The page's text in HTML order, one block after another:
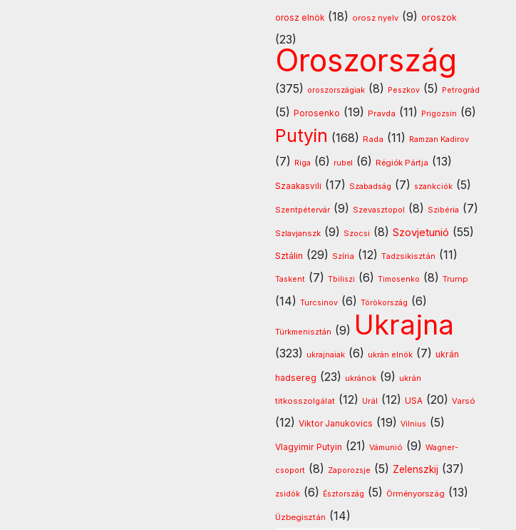
orosz elnök(18) orosz nyelv(9) oroszok
(23)
Oroszország
(375) oroszországiak(8) Peszkov(5) Petrográd
(5) Porosenko (19) Pravda (11) Prigozsin (6)
Putyin (168) Rada (11) Ramzan Kadirov
(7) Riga (6) rubel (6) Régiók Pártja (13)
Szaakasvili (17) Szabadság (7) szankciók(5)
Szentpétervár(9) Szevasztopol (8) Szibéria (7)
Szlavjanszk(9) Szocsi (8) Szovjetunió (55)
Sztálin (29) Szíria (12) Tadzsikisztán (11)
Taskent(7) Tbiliszi (6) Timosenko (8) Trump
(14) Turcsinov(6) Törökország (6)
Türkmenisztán (9) Ukrajna
(323) ukrajnaiak(6) ukrán elnök(7) ukrán
hadsereg (23) ukránok(9) ukrán
titkosszolgálat(12) Urál (12) USA(20) Varsó
(12) Viktor Janukovics (19) Vilnius (5)
Vlagyimir Putyin (21) Vámunió (9) Wagner-
csoport(8) Zaporozsje (5) Zelenszkij (37)
zsidók(6) Észtország (5) Örményország (13)
Üzbegisztán (14)